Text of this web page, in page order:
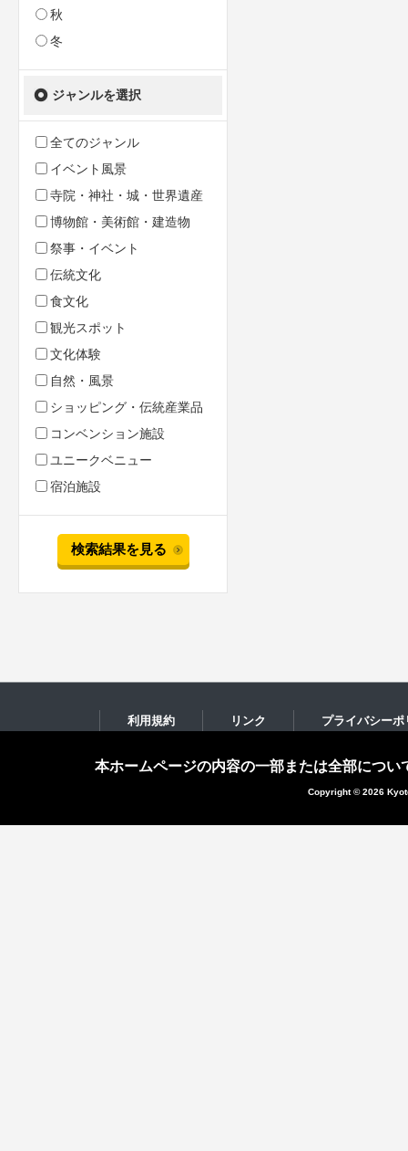
秋
冬
ジャンルを選択
全てのジャンル
イベント風景
寺院・神社・城・世界遺産
博物館・美術館・建造物
祭事・イベント
伝統文化
食文化
観光スポット
文化体験
自然・風景
ショッピング・伝統産業品
コンベンション施設
ユニークベニュー
宿泊施設
検索結果を見る
利用規約 リンク プライバシーポ
本ホームページの内容の一部または全部につ
Copyright © 2026